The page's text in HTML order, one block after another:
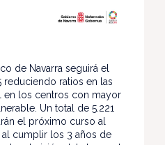
de Navarra seguirá el
ratios en las
en los centros con mayor
Un total de 5.221
el próximo curso al
al cumplir los 3 años de